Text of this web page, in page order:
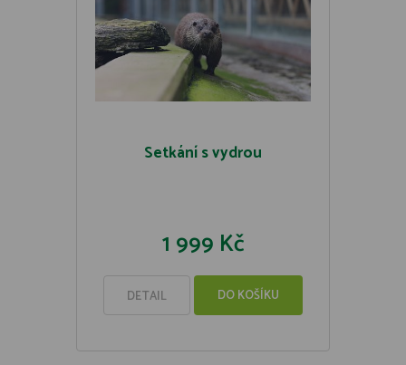
Setkání s vydrou
1 999 Kč
DETAIL DO KOŠÍKU